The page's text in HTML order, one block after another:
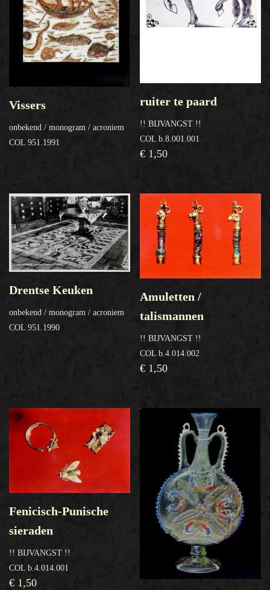
Vissers
onbekend / monogram / acroniem
COL 951.1991
ruiter te paard
!! BIJVANGST !!
COL b.8.001.001
€ 1,50
Drentse Keuken
onbekend / monogram / acroniem
COL 951.1990
Amuletten /
talismannen
!! BIJVANGST !!
COL b.4.014.002
€ 1,50
Fenicisch-Punische
sieraden
!! BIJVANGST !!
COL b.4.014.001
€ 1,50